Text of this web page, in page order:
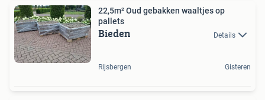
22,5m² Oud gebakken waaltjes op
pallets
Bieden Details
Rijsbergen Gisteren